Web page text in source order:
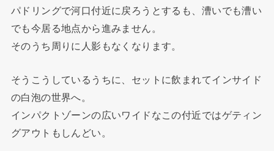
パドリングで河口付近に戻ろうとするも、漕いでも漕い
でも今居る地点から進みません。
そのうち周りに人影もなくなります。
そうこうしているうちに、セットに飲まれてインサイド
の白泡の世界へ。
インパクトゾーンの広いワイドなこの付近ではゲティン
グアウトもしんどい。